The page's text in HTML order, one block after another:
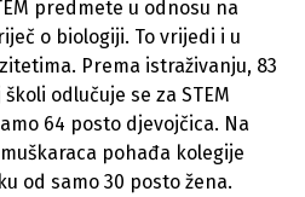
predmete u odnosu na
o biologiji. To vrijedi i u
Prema istraživanju, 83
odlučuje se za STEM
64 posto djevojčica. Na
pohađa kolegije
od samo 30 posto žena.